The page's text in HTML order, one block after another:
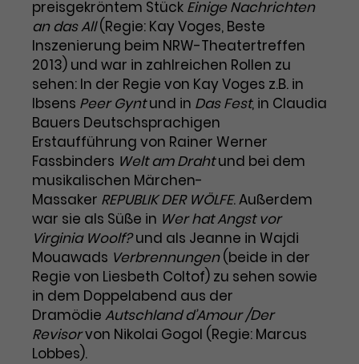
Benutzer*in wiedererkannt werden,
und es wird Zugang zu
geschützten Bereichen gewährt.
Name cookie_optin
Anbieter TYPO3
Laufzeit 1 Monat
Zweck
Enthält die gewählten Tracking-
Optin-Einstellungen.
Laufzeit 2 Jahre
Zweck
Dieses Cookie wird von Google
Analytics installiert. Das Cookie
wird verwendet, um
Besucher*innen-, Sitzungs- und
Kampagnendaten zu berechnen
und die Nutzung der Website für
den Analysebericht der Website zu
verfolgen. Die Cookies speichern
Informationen anonym und weisen
eine zufallsgenerierte Nummer zu,
um Besuche zu erkennen.
Name _gid
Anbieter
Marketing
Diese Gruppe beinhaltet alle Scripte, die es uns
ermöglichen die Leistung unserer
Werbekampagnen zu analysieren und
Conversions zu messen. Außerdem helfen sie
uns dabei Werbeanzeigen und Inhalte besser auf
die Interessen unserer Nutzer abzustimmen.
Name
_gcl_au
Anbieter Google Ads
Laufzeit 3 Monate
Zweck
Wird von Google verwendet, um
die Effizienz von Werbeanzeigen zu
messen und Conversions zu
speichern. Dieses Cookie hilft dabei
nachzuvollziehen, ob Nutzer über
Google-Anzeigen auf unsere
Website gelangt sind.
Cookie-Informationen
preisgekröntem Stück Einige Nachrichten
an das All(Regie: Kay Voges, Beste
Inszenierung beim NRW-Theatertreffen
2013) und war in zahlreichen Rollen zu
sehen: In der Regie von Kay Voges z.B. in
Ibsens Peer Gyntund in Das Fest, in Claudia
Bauers Deutschsprachigen
Erstaufführung von Rainer Werner
Fassbinders Welt am Drahtund bei dem
musikalischen Märchen-
Massaker REPUBLIK DER WÖLFE. Außerdem
war sie als Süße in Wer hat Angst vor
Virginia Woolf?und als Jeanne in Wajdi
Mouawads Verbrennungen(beide in der
Regie von Liesbeth Coltof) zu sehen sowie
in dem Doppelabend aus der
Dramödie Autschland d’Amour /Der
Revisorvon Nikolai Gogol (Regie: Marcus
Lobbes).